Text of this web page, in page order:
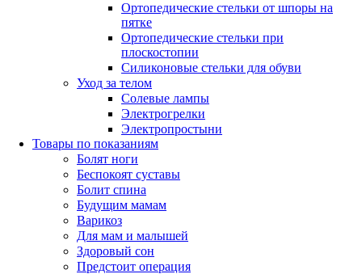
Ортопедические стельки от шпоры на
пятке
Ортопедические стельки при
плоскостопии
Силиконовые стельки для обуви
Уход за телом
Солевые лампы
Электрогрелки
Электропростыни
Товары по показаниям
Болят ноги
Беспокоят суставы
Болит спина
Будущим мамам
Варикоз
Для мам и малышей
Здоровый сон
Предстоит операция